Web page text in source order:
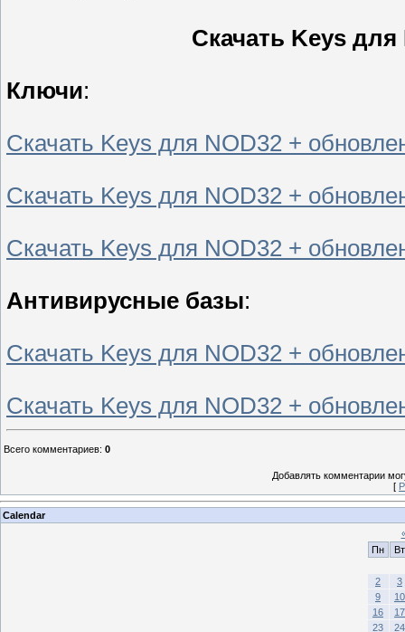
Скачать Keys для
Ключи:
Скачать Keys для NOD32 +
Скачать Keys для NOD32 +
Скачать Keys для NOD32 +
Антивирусные базы:
Скачать Keys для NOD32 +
Скачать Keys для NOD32 +
Всего комментариев: 0
Добавлять комментарии
[
Calendar
Пн
Вт
2
3
9
10
16
17
23
24